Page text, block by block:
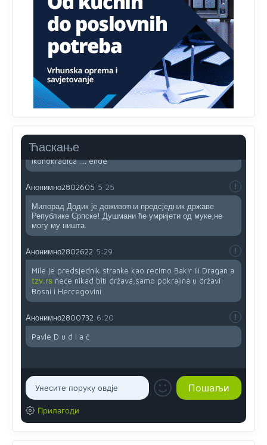
Ћаскање
Sto bogatiji-to skrtiji,sto tisi-to opasniji,sto pricivljiviji-to
gluplji,sto ljepsi-to razmazaniji,sto emotivniji-to
iskreniji,sto jaci- to bezdusniji,sto sladji u govoru-to
veci prevarant...
Анонимно2802132
Mnogi nesposobni ljudi su daleko dogurali. Ko je
nesposoban može raditi sve. Sposobni rade samo ono
što znaju.
....i onda su na tenkovima NATO pakta, na vlast došli
jedna baba i jedan švercer dezerter ratni profiter i
ikonokradica .... ende
Анонимно2802605 5:25
Милорад Додик је доживотни предсједник државе
Републике Српске! Душмани ће умријети од муке,не
могу му ништа.
Анонимно2802622 5:29
Mile je predsjednik stranke kao recimo Bakir ili Dragan a
tzv.rs neće nikad biti država,samo pokrajina u državi
Bosni i Hercegovini
Анонимно2800732 6:20
Pavle D u d l a č
Прилагоди